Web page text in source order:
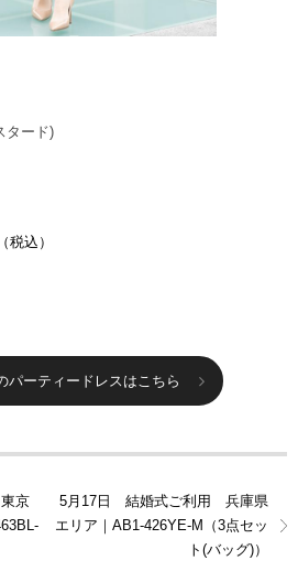
タード)
税込）
パーティードレスはこちら
京
5月17日 結婚式ご利用 兵庫県
エリア｜AB1-426YE-M（3点セッ
ト(バッグ)）